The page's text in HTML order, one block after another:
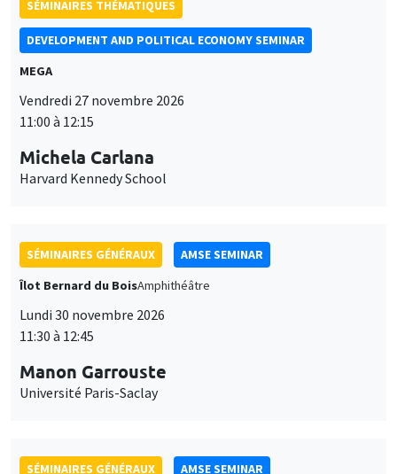
DEVELOPMENT AND POLITICAL ECONOMY SEMINAR
MEGA
Vendredi 27 novembre 2026
11:00 à 12:15
Michela Carlana
Harvard Kennedy School
Îlot Bernard du BoisAmphithéâtre
Lundi 30 novembre 2026
11:30 à 12:45
Manon Garrouste
Université Paris-Saclay